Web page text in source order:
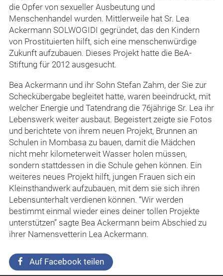
die Opfer von sexueller Ausbeutung und
Menschenhandel wurden. Mittlerweile hat Sr. Lea
Ackermann SOLWOGIDI gegründet, das den Kindern
von Prostituierten hilft, sich eine menschenwürdige
Zukunft aufzubauen. Dieses Projekt hatte die BeA-
Stiftung für 2012 ausgesucht.
Bea Ackermann und ihr Sohn Stefan Zahm, der Sie zur
Scheckübergabe begleitet hatte, waren beeindruckt, mit
welcher Energie und Tatendrang die 76jährige Sr. Lea ihr
Lebenswerk weiter ausbaut. Begeistert zeigte sie Fotos
und berichtete von ihrem neuen Projekt, Brunnen an
Schulen in Mombasa zu bauen, damit die Mädchen
nicht mehr kilometerweit Wasser holen müssen,
sondern stattdessen in die Schule gehen können. Ein
weiteres neues Projekt hilft, jungen Frauen sich ein
Kleinsthandwerk aufzubauen, mit dem sie sich ihren
Lebensunterhalt verdienen können. “Wir werden
bestimmt einmal wieder eines deiner tollen Projekte
unterstützen” sagte Bea Ackermann beim Abschied zu
ihrer Namensvetterin Lea Ackermann.
Auf Facebook teilen